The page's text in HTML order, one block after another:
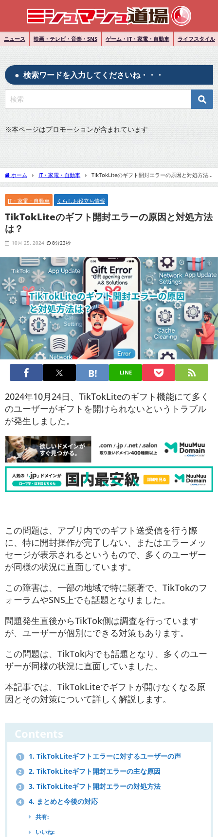
ニュース 映画・テレビ・音楽・SNS ゲーム・IT・家電・自動車 ライフスタイル
検索ワードを入力してくださいね・・・
※本ページはプロモーションが含まれています
ホーム IT・家電・自動車
TikTokLiteのギフト開封エラーの原因と対処方法
は？
IT・家電・自動車 くらしお役立ち情報
TikTokLiteのギフト開封エラーの原因と対処方法
は？
10月 25, 2024 8分23秒
LINE
2024年10月24日、TikTokLiteのギフト機能にて多く
のユーザーがギフトを開けられないというトラブル
が発生しました。
この問題は、アプリ内でのギフト送受信を行う際
に、特に開封操作が完了しない、またはエラーメッ
セージが表示されるというもので、多くのユーザー
が同様の状況に直面しています。
この障害は、一部の地域で特に顕著で、TikTokのフ
ォーラムやSNS上でも話題となりました。
問題発生直後からTikTok側は調査を行っています
が、ユーザーが個別にできる対策もあります。
この問題は、TikTok内でも話題となり、多くのユー
ザーが同様の状況に直面していました。
本記事では、TikTokLiteでギフトが開けなくなる原
因とその対策について詳しく解説します。
Contents
1 1. TikTokLiteギフトエラーに対するユーザーの声
2 2. TikTokLiteギフト開封エラーの主な原因
3 3. TikTokLiteギフト開封エラーの対処方法
4 4. まとめと今後の対応
共有:
いいね: